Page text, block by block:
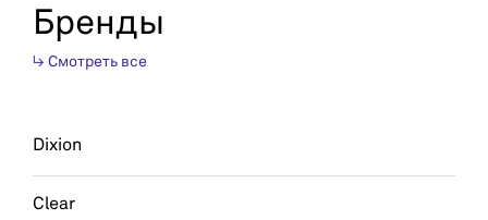
Бренды
↳ Смотреть все
Dixion
Clear